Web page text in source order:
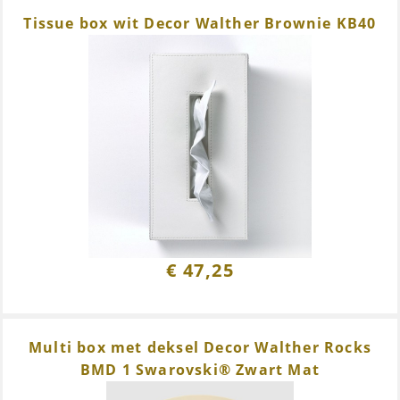
Tissue box wit Decor Walther Brownie KB40
€ 47,25
Multi box met deksel Decor Walther Rocks
BMD 1 Swarovski® Zwart Mat